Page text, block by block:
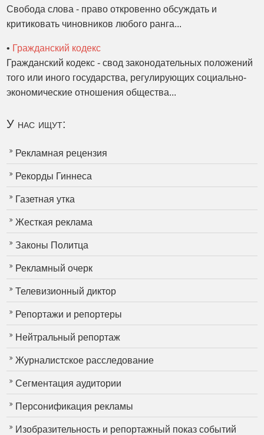
Свобода слова - право откровенно обсуждать и
критиковать чиновников любого ранга...
• Гражданский кодекс
Гражданский кодекс - свод законодательных положений
того или иного государства, регулирующих социально-
экономические отношения общества...
У нас ищут:
Рекламная рецензия
Рекорды Гиннеса
Газетная утка
Жесткая реклама
Законы Политца
Рекламный очерк
Телевизионный диктор
Репортажи и репортеры
Нейтральный репортаж
Журналистское расследование
Сегментация аудитории
Персонификация рекламы
Изобразительность и репортажный показ событий